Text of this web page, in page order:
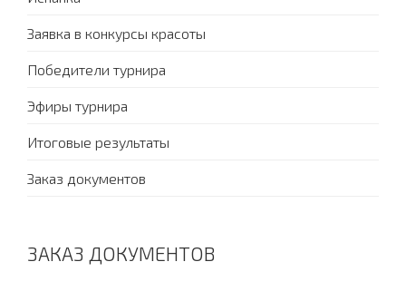
Заявка в конкурсы красоты
Победители турнира
Эфиры турнира
Итоговые результаты
Заказ документов
ЗАКАЗ ДОКУМЕНТОВ